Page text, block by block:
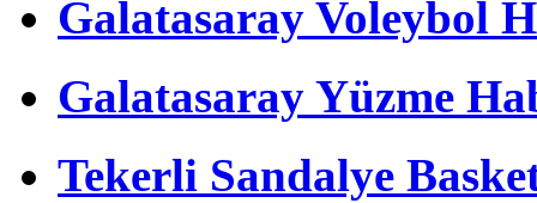
Galatasaray Voleybol
Galatasaray Yüzme
Tekerli Sandalye